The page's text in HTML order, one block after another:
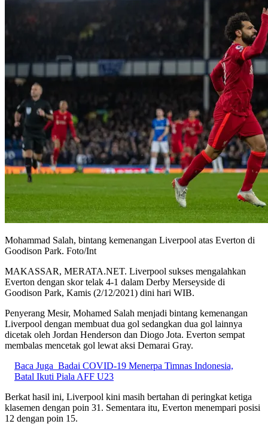
Mohammad Salah, bintang kemenangan Liverpool atas Everton di
Goodison Park. Foto/Int
MAKASSAR, MERATA.NET. Liverpool sukses mengalahkan
Everton dengan skor telak 4-1 dalam Derby Merseyside di
Goodison Park, Kamis (2/12/2021) dini hari WIB.
Penyerang Mesir, Mohamed Salah menjadi bintang kemenangan
Liverpool dengan membuat dua gol sedangkan dua gol lainnya
dicetak oleh Jordan Henderson dan Diogo Jota. Everton sempat
membalas mencetak gol lewat aksi Demarai Gray.
Baca Juga Badai COVID-19 Menerpa Timnas Indonesia,
Batal Ikuti Piala AFF U23
Berkat hasil ini, Liverpool kini masih bertahan di peringkat ketiga
klasemen dengan poin 31. Sementara itu, Everton menempari posisi
12 dengan poin 15.